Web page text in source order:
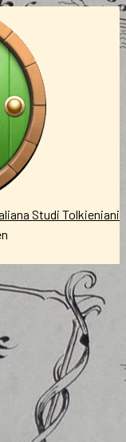
Studi Tolkieniani